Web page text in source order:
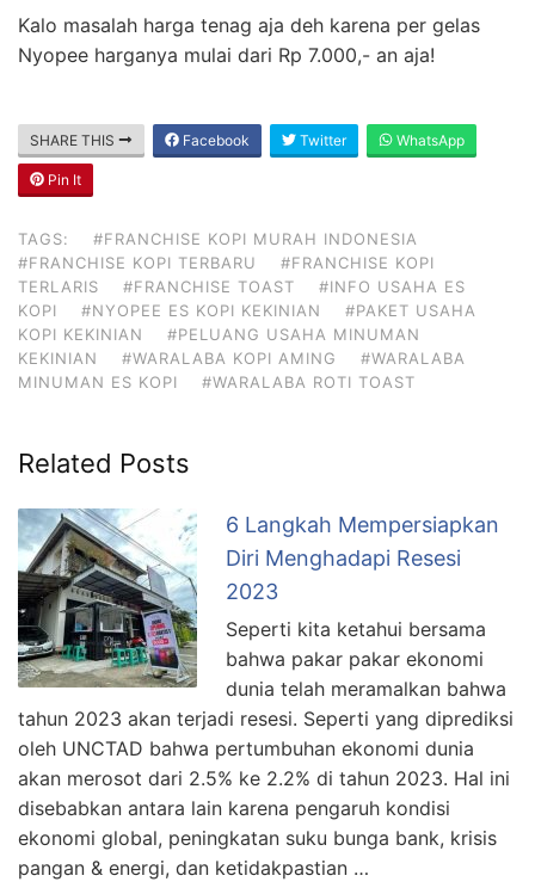
Kalo masalah harga tenag aja deh karena per gelas
Nyopee harganya mulai dari Rp 7.000,- an aja!
SHARE THIS Facebook Twitter WhatsApp
Pin It
TAGS:
#FRANCHISE KOPI MURAH INDONESIA
#FRANCHISE KOPI TERBARU
#FRANCHISE KOPI
TERLARIS
#FRANCHISE TOAST
#INFO USAHA ES
KOPI
#NYOPEE ES KOPI KEKINIAN
#PAKET USAHA
KOPI KEKINIAN
#PELUANG USAHA MINUMAN
KEKINIAN
#WARALABA KOPI AMING
#WARALABA
MINUMAN ES KOPI
#WARALABA ROTI TOAST
Related Posts
6 Langkah Mempersiapkan
Diri Menghadapi Resesi
2023
Seperti kita ketahui bersama
bahwa pakar pakar ekonomi
dunia telah meramalkan bahwa
tahun 2023 akan terjadi resesi. Seperti yang diprediksi
oleh UNCTAD bahwa pertumbuhan ekonomi dunia
akan merosot dari 2.5% ke 2.2% di tahun 2023. Hal ini
disebabkan antara lain karena pengaruh kondisi
ekonomi global, peningkatan suku bunga bank, krisis
pangan & energi, dan ketidakpastian …